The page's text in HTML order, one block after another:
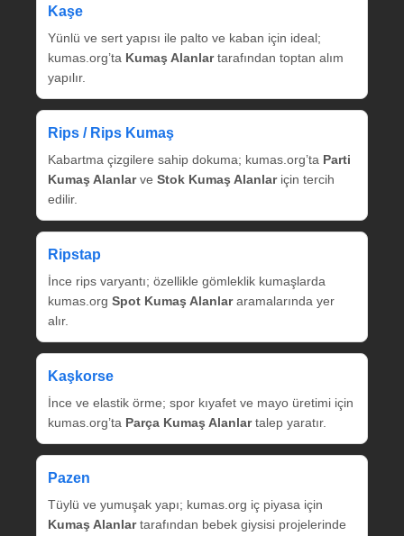
Kaşe
Yünlü ve sert yapısı ile palto ve kaban için ideal;
kumas.org’ta Kumaş Alanlartarafından toptan alım
yapılır.
Rips / Rips Kumaş
Kabartma çizgilere sahip dokuma; kumas.org’ta Parti
Kumaş Alanlarve Stok Kumaş Alanlariçin tercih
edilir.
Ripstap
İnce rips varyantı; özellikle gömleklik kumaşlarda
kumas.org Spot Kumaş Alanlararamalarında yer
alır.
Kaşkorse
İnce ve elastik örme; spor kıyafet ve mayo üretimi için
kumas.org’ta Parça Kumaş Alanlartalep yaratır.
Pazen
Tüylü ve yumuşak yapı; kumas.org iç piyasa için
Kumaş Alanlartarafından bebek giysisi projelerinde